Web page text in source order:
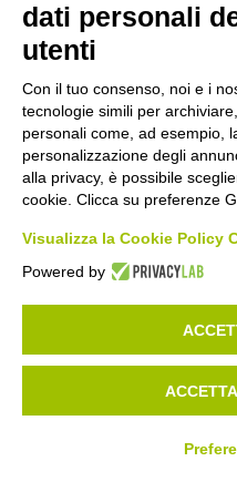
KE012415
PEROXID ECO
Ecolabel TN 20KG
PIÙ DETTAGLI
dati personali
utenti
Con il tuo consenso, noi e i
tecnologie simili per
personali come, ad esempio,
personalizzazione degli
alla privacy, è possibile
cookie. Clicca su preferenze
Visualizza la Cookie Policy
Powered by